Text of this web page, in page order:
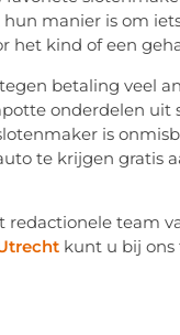
manier is om
het kind of een
betaling veel
onderdelen
is
te krijgen gratis
redactionele team
kunt u bij ons